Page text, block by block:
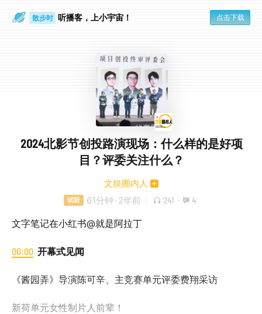
散步时 听播客，上小宇宙！ 点击下载
2024北影节创投路演现场：什么样的是好项
目？评委关注什么？
文娱圈内人
试听 61分钟 · 2年前 241 · 4
文字笔记在小红书@就是阿拉丁
00:00 开幕式见闻
《酱园弄》导演陈可辛、主竞赛单元评委费翔采访
新荷单元女性制片人前辈！